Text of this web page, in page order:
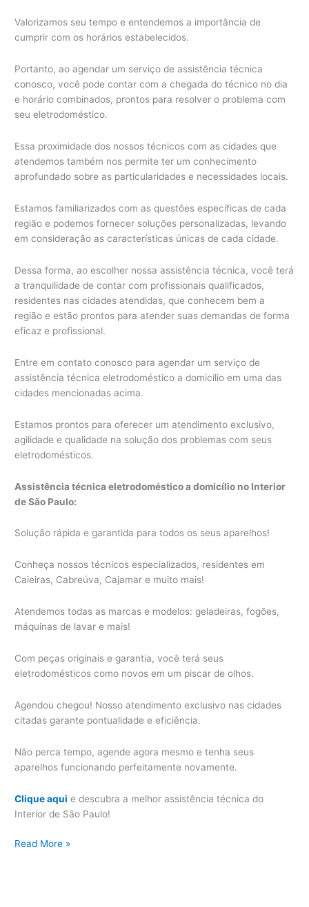
Valorizamos seu tempo e entendemos a importância de
cumprir com os horários estabelecidos.
Portanto, ao agendar um serviço de assistência técnica
conosco, você pode contar com a chegada do técnico no dia
e horário combinados, prontos para resolver o problema com
seu eletrodoméstico.
Essa proximidade dos nossos técnicos com as cidades que
atendemos também nos permite ter um conhecimento
aprofundado sobre as particularidades e necessidades locais.
Estamos familiarizados com as questões específicas de cada
região e podemos fornecer soluções personalizadas, levando
em consideração as características únicas de cada cidade.
Dessa forma, ao escolher nossa assistência técnica, você terá
a tranquilidade de contar com profissionais qualificados,
residentes nas cidades atendidas, que conhecem bem a
região e estão prontos para atender suas demandas de forma
eficaz e profissional.
Entre em contato conosco para agendar um serviço de
assistência técnica eletrodoméstico a domicílio em uma das
cidades mencionadas acima.
Estamos prontos para oferecer um atendimento exclusivo,
agilidade e qualidade na solução dos problemas com seus
eletrodomésticos.
Assistência técnica eletrodoméstico a domicílio no Interior
de São Paulo:
Solução rápida e garantida para todos os seus aparelhos!
Conheça nossos técnicos especializados, residentes em
Caieiras, Cabreúva, Cajamar e muito mais!
Atendemos todas as marcas e modelos: geladeiras, fogões,
máquinas de lavar e mais!
Com peças originais e garantia, você terá seus
eletrodomésticos como novos em um piscar de olhos.
Agendou chegou! Nosso atendimento exclusivo nas cidades
citadas garante pontualidade e eficiência.
Não perca tempo, agende agora mesmo e tenha seus
aparelhos funcionando perfeitamente novamente.
Clique aqui e descubra a melhor assistência técnica do
Interior de São Paulo!
Campo
Read More »